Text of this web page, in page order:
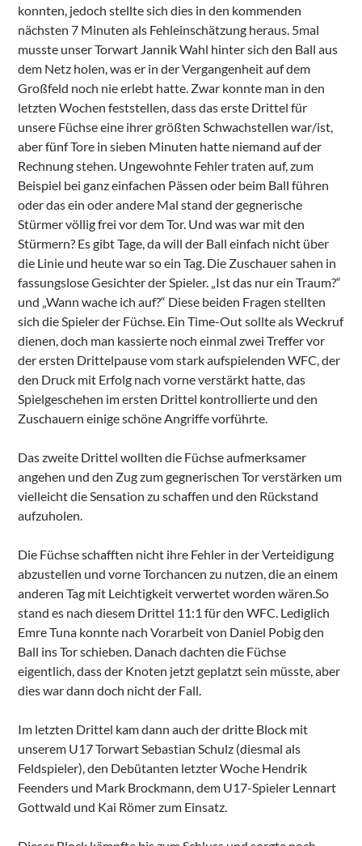
konnten, jedoch stellte sich dies in den kommenden
nächsten 7 Minuten als Fehleinschätzung heraus. 5mal
musste unser Torwart Jannik Wahl hinter sich den Ball aus
dem Netz holen, was er in der Vergangenheit auf dem
Großfeld noch nie erlebt hatte. Zwar konnte man in den
letzten Wochen feststellen, dass das erste Drittel für
unsere Füchse eine ihrer größten Schwachstellen war/ist,
aber fünf Tore in sieben Minuten hatte niemand auf der
Rechnung stehen. Ungewohnte Fehler traten auf, zum
Beispiel bei ganz einfachen Pässen oder beim Ball führen
oder das ein oder andere Mal stand der gegnerische
Stürmer völlig frei vor dem Tor. Und was war mit den
Stürmern? Es gibt Tage, da will der Ball einfach nicht über
die Linie und heute war so ein Tag. Die Zuschauer sahen in
fassungslose Gesichter der Spieler. „Ist das nur ein Traum?“
und „Wann wache ich auf?“ Diese beiden Fragen stellten
sich die Spieler der Füchse. Ein Time-Out sollte als Weckruf
dienen, doch man kassierte noch einmal zwei Treffer vor
der ersten Drittelpause vom stark aufspielenden WFC, der
den Druck mit Erfolg nach vorne verstärkt hatte, das
Spielgeschehen im ersten Drittel kontrollierte und den
Zuschauern einige schöne Angriffe vorführte.
Das zweite Drittel wollten die Füchse aufmerksamer
angehen und den Zug zum gegnerischen Tor verstärken um
vielleicht die Sensation zu schaffen und den Rückstand
aufzuholen.
Die Füchse schafften nicht ihre Fehler in der Verteidigung
abzustellen und vorne Torchancen zu nutzen, die an einem
anderen Tag mit Leichtigkeit verwertet worden wären.So
stand es nach diesem Drittel 11:1 für den WFC. Lediglich
Emre Tuna konnte nach Vorarbeit von Daniel Pobig den
Ball ins Tor schieben. Danach dachten die Füchse
eigentlich, dass der Knoten jetzt geplatzt sein müsste, aber
dies war dann doch nicht der Fall.
Im letzten Drittel kam dann auch der dritte Block mit
unserem U17 Torwart Sebastian Schulz (diesmal als
Feldspieler), den Debütanten letzter Woche Hendrik
Feenders und Mark Brockmann, dem U17-Spieler Lennart
Gottwald und Kai Römer zum Einsatz.